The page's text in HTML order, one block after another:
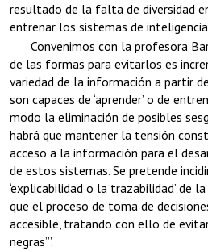
resultado de la falta de diversidad
entrenar los sistemas de
Convenimos con la profesora
de las formas para evitarlos es
variedad de la información a partir
son capaces de ‘aprender’ o de
modo la eliminación de posibles
habrá que mantener la tensión
acceso a la información para el
de estos sistemas. Se pretende
‘explicabilidad o la trazabilidad’ de
que el proceso de toma de
accesible, tratando con ello de
negras’”.